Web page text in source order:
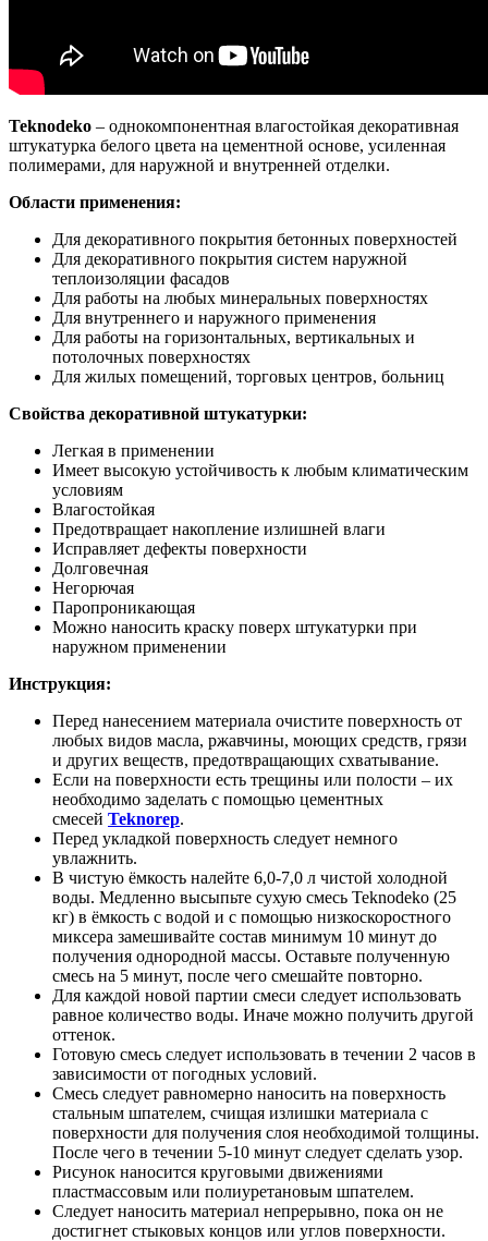
Teknodeko – однокомпонентная влагостойкая декоративная
штукатурка белого цвета на цементной основе, усиленная
полимерами, для наружной и внутренней отделки.
Области применения:
Для декоративного покрытия бетонных поверхностей
Для декоративного покрытия систем наружной
теплоизоляции фасадов
Для работы на любых минеральных поверхностях
Для внутреннего и наружного применения
Для работы на горизонтальных, вертикальных и
потолочных поверхностях
Для жилых помещений, торговых центров, больниц
Свойства декоративной штукатурки:
Легкая в применении
Имеет высокую устойчивость к любым климатическим
условиям
Влагостойкая
Предотвращает накопление излишней влаги
Исправляет дефекты поверхности
Долговечная
Негорючая
Паропроникающая
Можно наносить краску поверх штукатурки при
наружном применении
Инструкция:
Перед нанесением материала очистите поверхность от
любых видов масла, ржавчины, моющих средств, грязи
и других веществ, предотвращающих схватывание.
Если на поверхности есть трещины или полости – их
необходимо заделать с помощью цементных
смесей Teknorep.
Перед укладкой поверхность следует немного
увлажнить.
В чистую ёмкость налейте 6,0-7,0 л чистой холодной
воды. Медленно высыпьте сухую смесь Teknodeko (25
кг) в ёмкость с водой и с помощью низкоскоростного
миксера замешивайте состав минимум 10 минут до
получения однородной массы. Оставьте полученную
смесь на 5 минут, после чего смешайте повторно.
Для каждой новой партии смеси следует использовать
равное количество воды. Иначе можно получить другой
оттенок.
Готовую смесь следует использовать в течении 2 часов в
зависимости от погодных условий.
Смесь следует равномерно наносить на поверхность
стальным шпателем, счищая излишки материала с
поверхности для получения слоя необходимой толщины.
После чего в течении 5-10 минут следует сделать узор.
Рисунок наносится круговыми движениями
пластмассовым или полиуретановым шпателем.
Следует наносить материал непрерывно, пока он не
достигнет стыковых концов или углов поверхности.